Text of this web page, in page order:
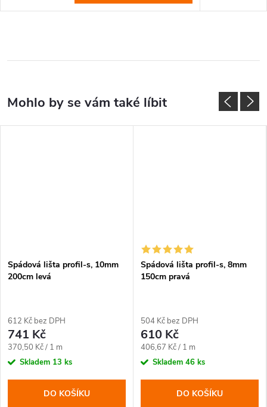
Spádová lišta profil-s, 10mm
200cm levá
612 Kč bez DPH
741 Kč
Měrná
cena:
370,50 Kč / 1 m
Skladem 13 ks
DO KOŠÍKU
Spádová lišta profil-s, 8mm
150cm pravá
504 Kč bez DPH
610 Kč
Měrná
cena:
406,67 Kč / 1 m
Skladem 46 ks
DO KOŠÍKU